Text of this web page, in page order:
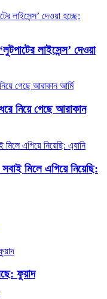
লাইসেন্স’ দেওয়া
নিয়ে গেছে আরাকান
মিলে এগিয়ে নিয়েছি:
ফুয়াদ